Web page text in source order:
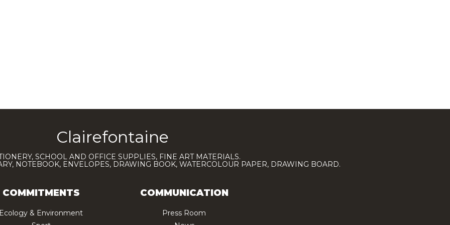
Clairefontaine
SCHOOL AND OFFICE SUPPLIES, FINE ART MATERIALS.
NOTEBOOK, ENVELOPES, DRAWING BOOK, WATERCOLOUR PAPER, DRAWING BOARD.
COMMITMENTS
& Environment
COMMUNICATION
Press Room